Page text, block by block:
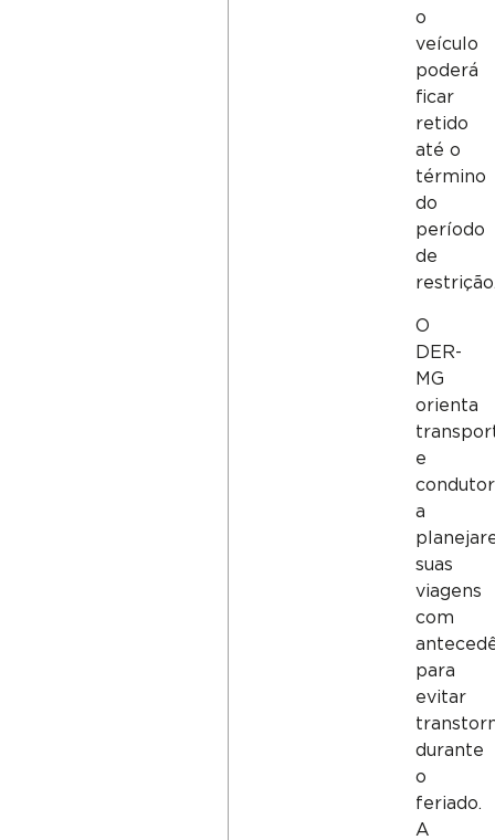
o
veículo
poderá
ficar
retido
até o
término
do
período
de
O
DER-
MG
orienta
e
a
suas
viagens
com
para
evitar
durante
o
feriado.
A